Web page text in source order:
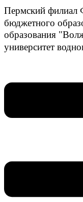
Пермский филиал
бюджетного
образования
университет